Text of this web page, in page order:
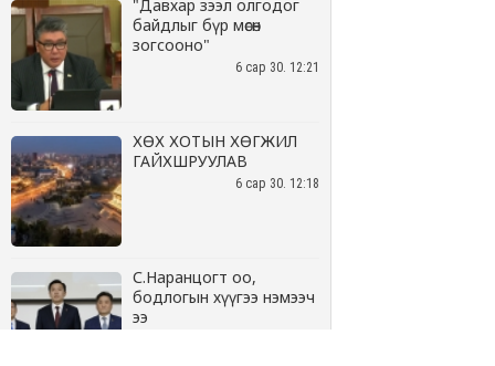
"Давхар зээл олгодог
байдлыг бүр мөсөн
зогсооно"
6 сар 30. 12:21
ХӨХ ХОТЫН ХӨГЖИЛ
ГАЙХШРУУЛАВ
6 сар 30. 12:18
С.Наранцогт оо,
бодлогын хүүгээ нэмээч
ээ